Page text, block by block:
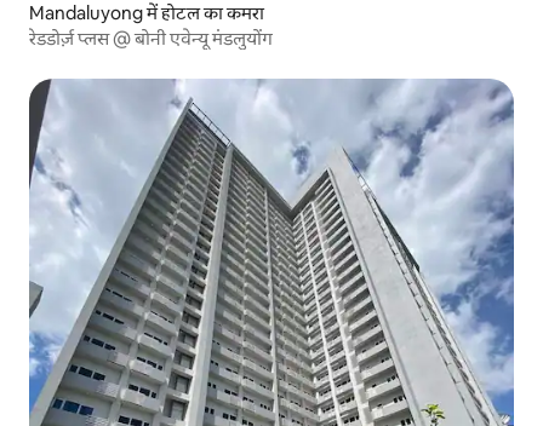
Mandaluyong में होटल का कमरा
रेडडोर्ज़ प्लस @ बोनी एवेन्यू मंडलुयोंग